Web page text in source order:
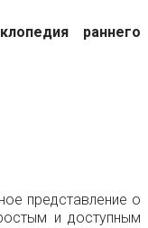
раннего
представление о
и доступным